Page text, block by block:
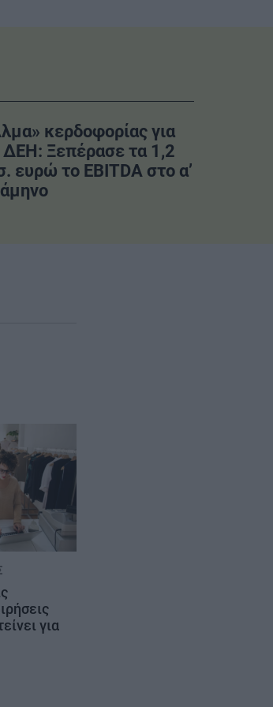
κερδοφορίας για
ΔΕΗ: Ξεπέρασε τα 1,2
ευρώ το EBITDA στο α’
για